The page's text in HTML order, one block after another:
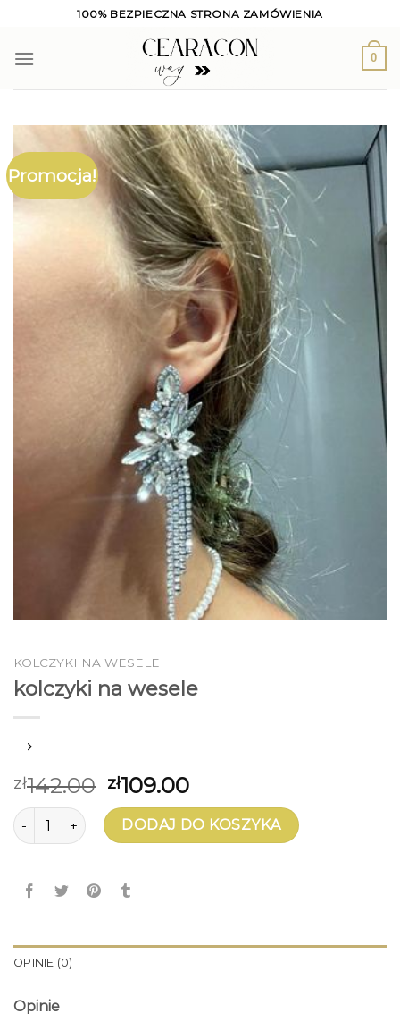
content
100% BEZPIECZNA STRONA ZAMÓWIENIA
0
Promocja!
KOLCZYKI NA WESELE
kolczyki na wesele
zł142.00 zł109.00
ilość kolczyki na weseleDODAJ DO KOSZYKA
OPINIE (0)
Opinie